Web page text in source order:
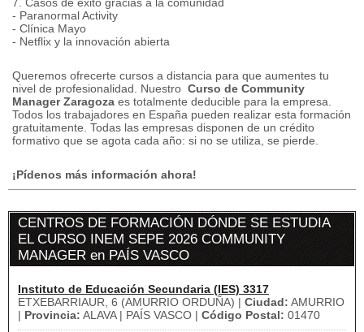
- Paranormal Activity
- Clínica Mayo
- Netflix y la innovación abierta
Queremos ofrecerte cursos a distancia para que aumentes tu
nivel de profesionalidad. Nuestro Curso de Community
Manager Zaragoza es totalmente deducible para la empresa.
Todos los trabajadores en España pueden realizar esta formación
gratuitamente. Todas las empresas disponen de un crédito
formativo que se agota cada año: si no se utiliza, se pierde.
¡Pídenos más información ahora!
CENTROS DE FORMACIÓN DÓNDE SE ESTUDIA
EL CURSO INEM SEPE 2026 COMMUNITY
MANAGER en PAÍS VASCO
Instituto de Educación Secundaria (IES) 3317
ETXEBARRIAUR, 6 (AMURRIO ORDUÑA) | Ciudad: AMURRIO
| Provincia: ALAVA | PAÍS VASCO | Código Postal: 01470